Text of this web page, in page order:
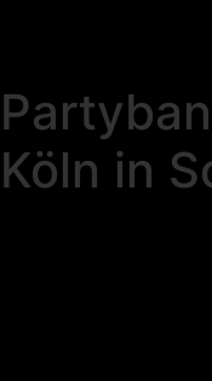
Köln in